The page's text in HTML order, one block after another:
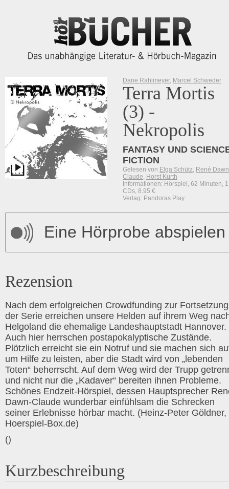
Dane Rahlmeyer, Marcel Schweder
Terra Mortis
(3) -
Nekropolis
FANTASY UND
FICTION
Gelesen von Elga Schütz, René
Claude, Horst Kurth
Informationen: Hörspiel, 62 Minuten, 1
CDs, 8.95 €
Verlag: Pandoras Play
Eine Hörprobe abspielen
Rezension
Nach dem erfolgreichen Crowdfunding zur Fortsetzung
der Serie erreichen unsere Helden auf ihrem Weg
Helgoland die ehemalige Landeshauptstadt Hannover.
Auch hier herrschen postapokalyptische Zustände.
Plötzlich erreicht sie ein Notruf und sie machen sich
um Hilfe zu leisten, aber die Stadt wird von „lebenden
Toten“ beherrscht. Auf dem Weg wird der Trupp
und nicht nur die „Kadaver“ bereiten ihnen Probleme.
Schönes Endzeit-Hörspiel, dessen Hauptsprecher
Dawn-Claude wunderbar einfühlsam die Schrecken
seiner Erlebnisse hörbar macht. (Heinz-Peter Göldner,
Hoerspiel-Box.de)
()
Kurzbeschreibung